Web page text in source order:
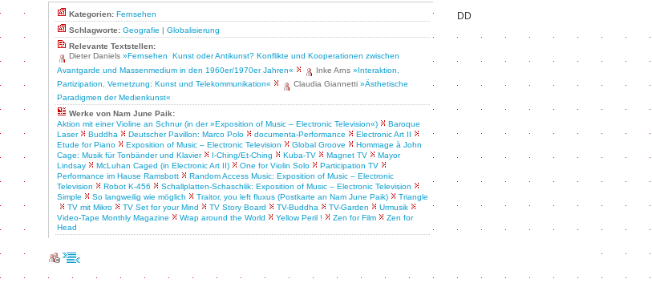
Kategorien: Fernsehen
Schlagworte: Geografie | Globalisierung
Relevante Textstellen:
Dieter Daniels »Fernsehen ­ Kunst oder Antikunst? Konflikte und Kooperationen zwischen
Avantgarde und Massenmedium in den 1960er/1970er Jahren«
Inke Arns »Interaktion,
Partizipation, Vernetzung: Kunst und Telekommunikation«
Claudia Giannetti »Ästhetische
Paradigmen der Medienkunst«
Werke von Nam June Paik:
Aktion mit einer Violine an Schnur (in der »Exposition of Music – Electronic Television«)
Baroque
Laser
Buddha Deutscher Pavillon: Marco Polo documenta-Performance
Electronic Art II
Etude for Piano
Exposition of Music – Electronic Television Global Groove
Hommage à John
Cage: Musik für Tonbänder und Klavier
I-Ching/Et-Ching Kuba-TV Magnet TV
Mayor
Lindsay
McLuhan Caged (in Electronic Art II) One for Violin Solo
Participation TV
Performance im Hause Ramsbott
Random Access Music: Exposition of Music – Electronic
Television
Robot K-456
Schallplatten-Schaschlik: Exposition of Music – Electronic Television
Simple
So langweilig wie möglich Traitor, you left fluxus (Postkarte an Nam June Paik)
Triangle
TV mit Mikro
TV Set for your Mind TV Story Board TV-Buddha TV-Garden
Urmusik
Video-Tape Monthly Magazine
Wrap around the World Yellow Peril ! Zen for Film
Zen for
Head
DD